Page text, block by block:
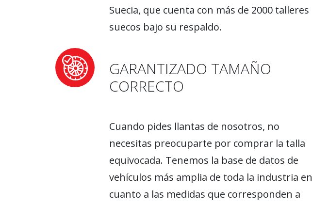
Suecia, que cuenta con más de 2000 talleres
suecos bajo su respaldo.
GARANTIZADO TAMAÑO
CORRECTO
Cuando pides llantas de nosotros, no
necesitas preocuparte por comprar la talla
equivocada. Tenemos la base de datos de
vehículos más amplia de toda la industria en
cuanto a las medidas que corresponden a